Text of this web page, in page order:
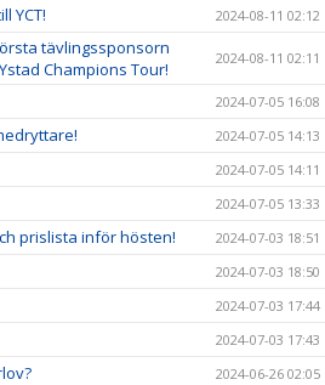
YCT! 2024-08-11 02:12
tävlingssponsorn
Champions Tour!
2024-08-11 02:11
2024-07-05 16:08
2024-07-05 14:13
2024-07-05 14:11
2024-07-05 13:33
prislista inför hösten! 2024-07-03 18:51
2024-07-03 18:50
2024-07-03 17:44
2024-07-03 17:43
2024-06-26 02:05